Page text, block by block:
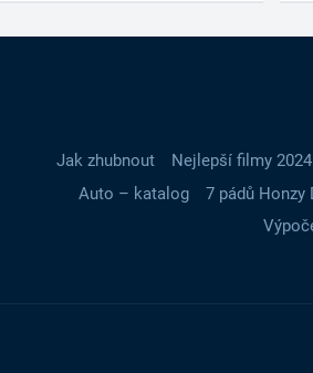
Jak zhubnout Nejlepší filmy 2024
Auto – katalog
7 pádů Honzy